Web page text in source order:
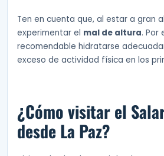
Ten en cuenta que, al estar a gran
experimentar el mal de altura. Por
recomendable hidratarse
exceso de actividad física en los
¿Cómo visitar el
desde La Paz?